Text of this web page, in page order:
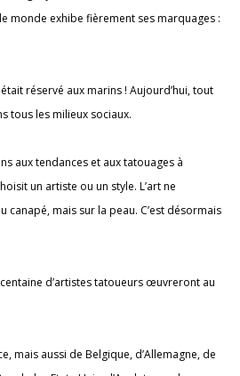
monde exhibe fièrement ses marquages :
réservé aux marins ! Aujourd’hui, tout
tous les milieux sociaux.
aux tendances et aux tatouages à
un artiste ou un style. L’art ne
canapé, mais sur la peau. C’est désormais
d’artistes tatoueurs œuvreront au
mais aussi de Belgique, d’Allemagne, de